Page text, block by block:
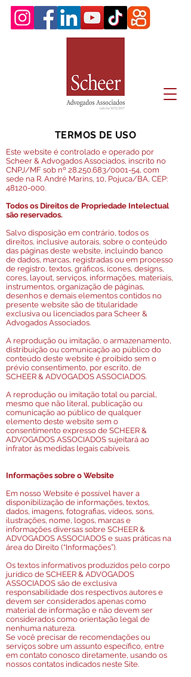
TERMOS DE USO
Este website é controlado e operado por
Scheer & Advogados Associados, inscrito no
CNPJ/MF sob nº 28.250.683/0001-54, com
sede na R. André Marins, 10, Pojuca/BA, CEP:
48120-000.
Todos os Direitos de Propriedade Intelectual
são reservados.
Salvo disposição em contrário, todos os
direitos, inclusive autorais, sobre o conteúdo
das páginas deste website, incluindo banco
de dados, marcas, registradas ou em processo
de registro, textos, gráficos, ícones, designs,
cores, layout, serviços, informações, materiais,
instrumentos, organização de páginas,
desenhos e demais elementos contidos no
presente website são de titularidade
exclusiva ou licenciados para Scheer &
Advogados Associados.
A reprodução ou imitação, o armazenamento,
distribuição ou comunicação ao público do
conteúdo deste website é proibido sem o
prévio consentimento, por escrito, de
SCHEER & ADVOGADOS ASSOCIADOS.
A reprodução ou imitação total ou parcial,
mesmo que não literal, publicação ou
comunicação ao público de qualquer
elemento deste website sem o
consentimento expresso de SCHEER &
ADVOGADOS ASSOCIADOS sujeitará ao
infrator às medidas legais cabíveis.
Informações sobre o Website
Em nosso Website é possível haver a
disponibilização de informações, textos,
dados, imagens, fotografias, vídeos, sons,
ilustrações, nome, logos, marcas e
informações diversas sobre SCHEER &
ADVOGADOS ASSOCIADOS e suas práticas na
área do Direito (“Informações”).
Os textos informativos produzidos pelo corpo
jurídico de SCHEER & ADVOGADOS
ASSOCIADOS são de exclusiva
responsabilidade dos respectivos autores e
devem ser considerados apenas como
material de informação e não devem ser
considerados como orientação legal de
nenhuma natureza.
Se você precisar de recomendações ou
serviços sobre um assunto específico, entre
em contato conosco diretamente, usando os
nossos contatos indicados neste Site.